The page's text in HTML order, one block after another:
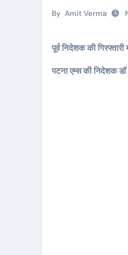
By Amit Verma
पूर्व निदेशक की
पटना एम्स की निदेशक